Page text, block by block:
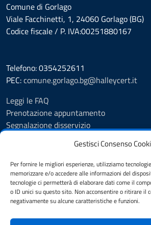
Gestisci Consenso
Per fornire le migliori esperienze, utilizziamo
memorizzare e/o accedere alle informazioni del
tecnologie ci permetterà di elaborare dati come il
o ID unici su questo sito. Non acconsentire o ritirare il
negativamente su alcune caratteristiche e funzioni.
Comune di Gorlago
Viale Facchinetti, 1, 24060 Gorlago (BG)
Codice fiscale / P. IVA:00251880167
Telefono: 0354252611
PEC:comune.gorlago.bg@halleycert.it
Leggi le FAQ
Prenotazione appuntamento
Segnalazione disservizio
Cookie Policy
Informativa privacy
Dichiarazione di accessibilità
Note legali